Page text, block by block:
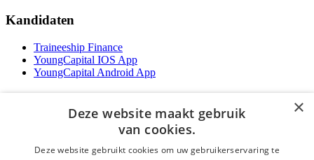
Kandidaten
Traineeship Finance
YoungCapital IOS App
YoungCapital Android App
Contractvormen
×
Deze website maakt gebruik
van cookies.
Deze website gebruikt cookies om uw gebruikerservaring te